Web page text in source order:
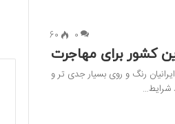
0
60
کشور برای مهاجرت
رنگ و روی بسیار جدی تر و
شرایط…